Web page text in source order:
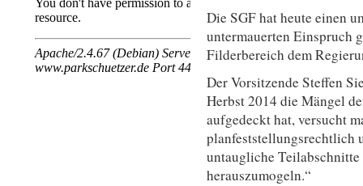
Die SGF hat heute einen
untermauerten Einspruch
Filderbereich dem
Der Vorsitzende Steffen
Herbst 2014 die Mängel
aufgedeckt hat, versucht
planfeststellungsrechtlich
untaugliche Teilabschnitte
herauszumogeln.“